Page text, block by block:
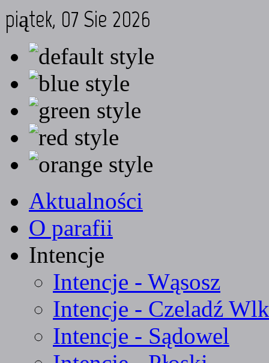
piątek, 07 Sie 2026
Aktualności
O parafii
Intencje
Intencje - Wąsosz
Intencje - Czeladź
Intencje - Sądowel